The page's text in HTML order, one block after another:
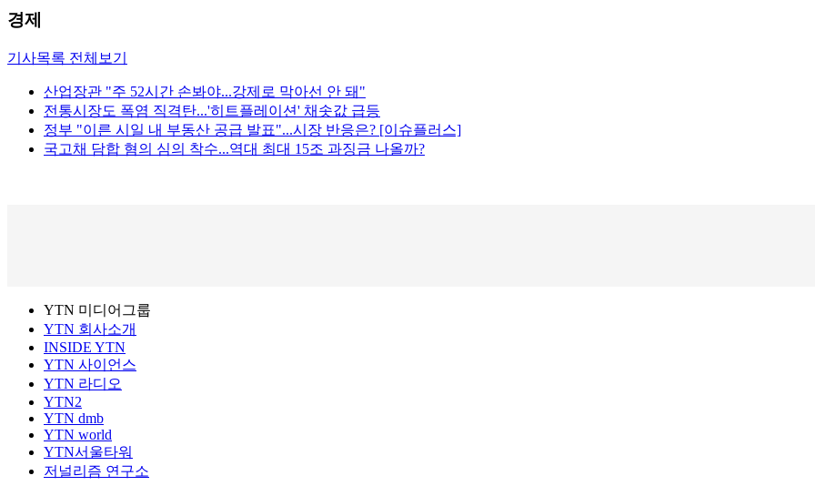
경제
기사목록 전체보기
산업장관 "주 52시간 손봐야...강제로 막아선 안 돼"
전통시장도 폭염 직격탄...'히트플레이션' 채솟값 급등
정부 "이른 시일 내 부동산 공급 발표"...시장 반응은? [이슈플러스]
국고채 담합 혐의 심의 착수...역대 최대 15조 과징금 나올까?
YTN 미디어그룹
YTN 회사소개
INSIDE YTN
YTN 사이언스
YTN 라디오
YTN2
YTN dmb
YTN world
YTN서울타워
저널리즘 연구소